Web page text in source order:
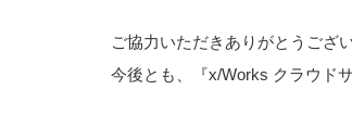
ご協力いただきありがとうござ
今後とも、『x/Works クラウド